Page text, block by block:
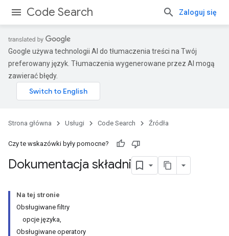
Code Search Zaloguj się
Google używa technologii AI do tłumaczenia treści na Twój
preferowany język. Tłumaczenia wygenerowane przez AI mogą
zawierać błędy.
Strona główna Usługi Code Search Źródła
Czy te wskazówki były pomocne?
Dokumentacja składni
Na tej stronie
Obsługiwane filtry
opcje języka,
Obsługiwane operatory